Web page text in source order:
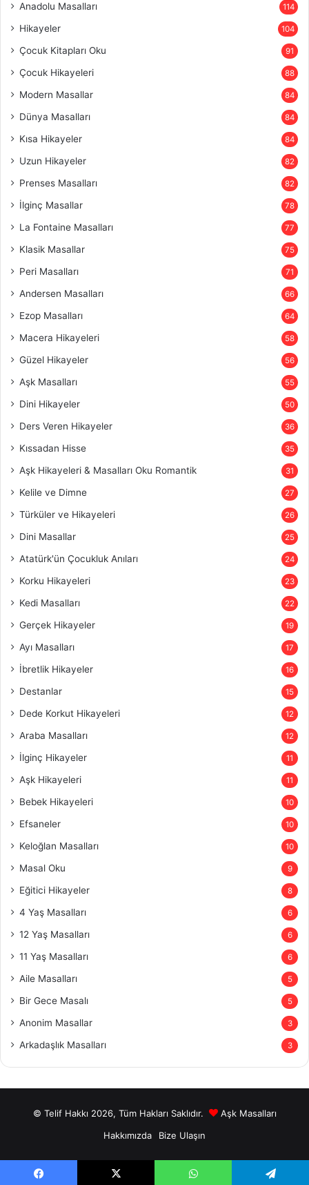
Anadolu Masalları 114
Hikayeler 104
Çocuk Kitapları Oku 91
Çocuk Hikayeleri 88
Modern Masallar 84
Dünya Masalları 84
Kısa Hikayeler 84
Uzun Hikayeler 82
Prenses Masalları 82
İlginç Masallar 78
La Fontaine Masalları 77
Klasik Masallar 75
Peri Masalları 71
Andersen Masalları 66
Ezop Masalları 64
Macera Hikayeleri 58
Güzel Hikayeler 56
Aşk Masalları 55
Dini Hikayeler 50
Ders Veren Hikayeler 36
Kıssadan Hisse 35
Aşk Hikayeleri & Masalları Oku Romantik 31
Kelile ve Dimne 27
Türküler ve Hikayeleri 26
Dini Masallar 25
Atatürk'ün Çocukluk Anıları 24
Korku Hikayeleri 23
Kedi Masalları 22
Gerçek Hikayeler 19
Ayı Masalları 17
İbretlik Hikayeler 16
Destanlar 15
Dede Korkut Hikayeleri 12
Araba Masalları 12
İlginç Hikayeler 11
Aşk Hikayeleri 11
Bebek Hikayeleri 10
Efsaneler 10
Keloğlan Masalları 10
Masal Oku 9
Eğitici Hikayeler 8
4 Yaş Masalları 6
12 Yaş Masalları 6
11 Yaş Masalları 6
Aile Masalları 5
Bir Gece Masalı 5
Anonim Masallar 3
Arkadaşlık Masalları 3
© Telif Hakkı 2026, Tüm Hakları Saklıdır.
Aşk Masalları
Hakkımızda
Bize Ulaşın